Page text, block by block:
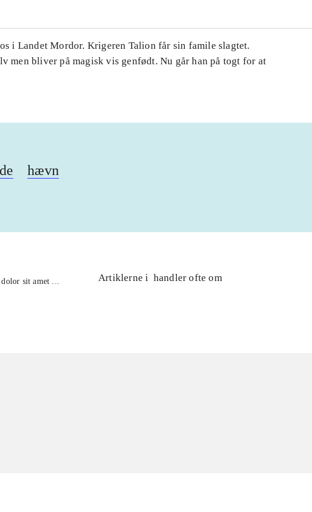
i Landet Mordor. Krigeren Talion får sin famile slagtet.
men bliver på magisk vis genfødt. Nu går han på togt for at
hævn
sit amet ...
Artiklerne i handler ofte om